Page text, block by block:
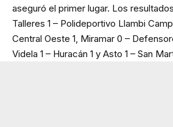
aseguró el primer lugar. Los
Talleres 1 – Polideportivo Llambi
Central Oeste 1, Miramar 0 –
Videla 1 – Huracán 1 y Asto 1 – San